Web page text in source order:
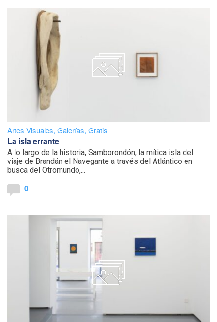
Artes Visuales, Galerías, Gratis
La isla errante
A lo largo de la historia, Samborondón, la mítica isla del
viaje de Brandán el Navegante a través del Atlántico en
busca del Otromundo,...
0